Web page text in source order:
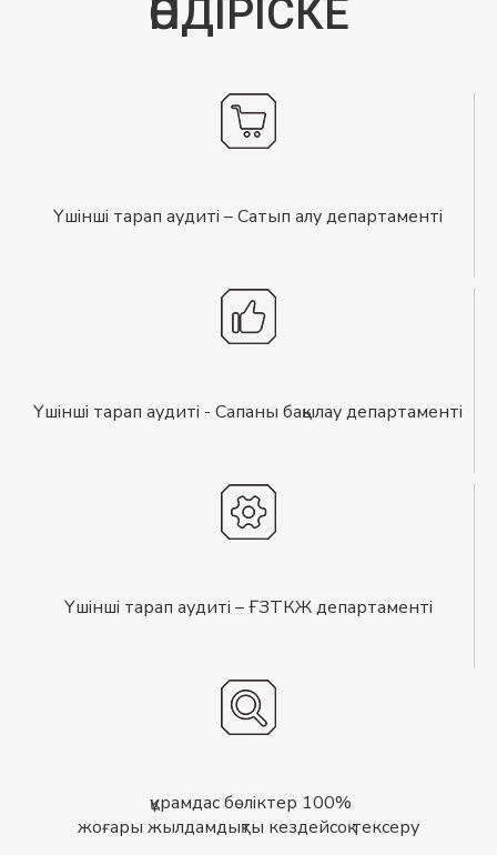
ӨНДІРІСКЕ
Үшінші тарап аудиті – Сатып алу департаменті
Үшінші тарап аудиті - Сапаны бақылау департаменті
Үшінші тарап аудиті – ҒЗТКЖ департаменті
100% құрамдас бөліктер
жоғары жылдамдықты кездейсоқ тексеру